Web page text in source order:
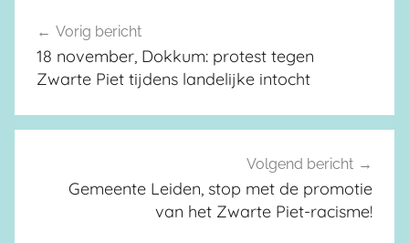
Berichtnavigatie
Vorig bericht
18 november, Dokkum: protest tegen
Zwarte Piet tijdens landelijke intocht
Volgend bericht
Gemeente Leiden, stop met de promotie
van het Zwarte Piet-racisme!